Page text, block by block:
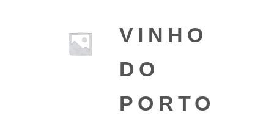
VINHO
DO
PORTO